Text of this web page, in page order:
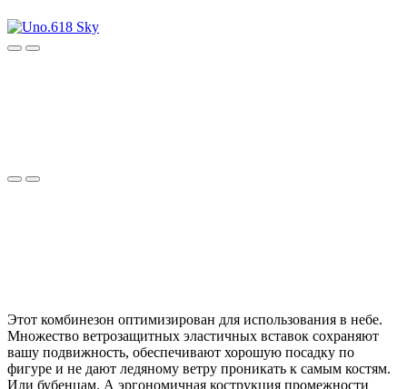
Этот комбинезон оптимизирован для использования в небе.
Множество ветрозащитных эластичных вставок сохраняют
вашу подвижность, обеспечивают хорошую посадку по
фигуре и не дают ледяному ветру проникать к самым костям.
Или бубенцам. А эргономичная кострукция промежности